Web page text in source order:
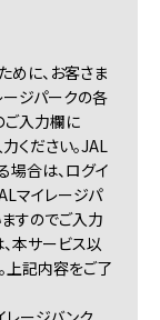
めに、お客さま
ジパークの各
ご入力欄に
ください。JAL
場合は、ログイ
マイレージパ
すのでご入力
本サービス以
上記内容をご了